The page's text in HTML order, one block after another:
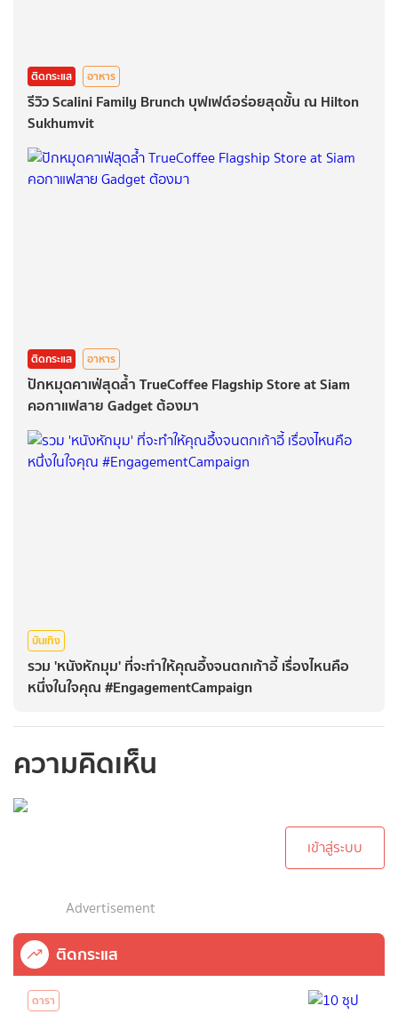
ติดกระแส อาหาร
รีวิว Scalini Family Brunch บุฟเฟต์อร่อยสุดขั้น ณ Hilton
Sukhumvit
ติดกระแส อาหาร
ปักหมุดคาเฟ่สุดล้ำ TrueCoffee Flagship Store at Siam
คอกาแฟสาย Gadget ต้องมา
บันเทิง
รวม 'หนังหักมุม' ที่จะทำให้คุณอึ้งจนตกเก้าอี้ เรื่องไหนคือ
หนึ่งในใจคุณ #EngagementCampaign
ความคิดเห็น
เข้าสู่ระบบ
Advertisement
ติดกระแส
ดารา